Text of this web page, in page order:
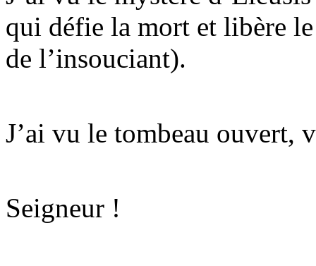
qui défie la mort et libère
de l’insouciant).
J’ai vu le tombeau ouvert,
Seigneur !